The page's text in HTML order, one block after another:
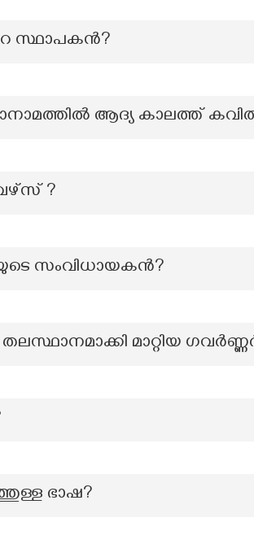
സ്ഥാപകൻ?
ആദ്യ കാലത്ത്
?
സംവിധായകൻ?
മാറ്റിയ
ഭാഷ?